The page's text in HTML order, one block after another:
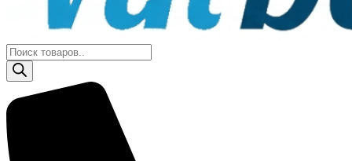
Поиск
товаров